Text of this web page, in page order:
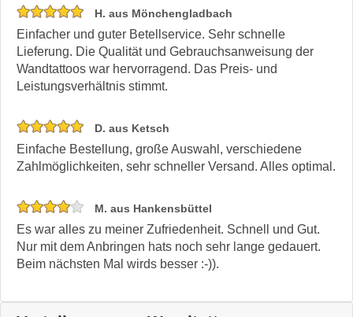
H. aus Mönchengladbach
Einfacher und guter Betellservice. Sehr schnelle
Lieferung. Die Qualität und Gebrauchsanweisung der
Wandtattoos war hervorragend. Das Preis- und
Leistungsverhältnis stimmt.
D. aus Ketsch
Einfache Bestellung, große Auswahl, verschiedene
Zahlmöglichkeiten, sehr schneller Versand. Alles optimal.
M. aus Hankensbüttel
Es war alles zu meiner Zufriedenheit. Schnell und Gut.
Nur mit dem Anbringen hats noch sehr lange gedauert.
Beim nächsten Mal wirds besser :-)).